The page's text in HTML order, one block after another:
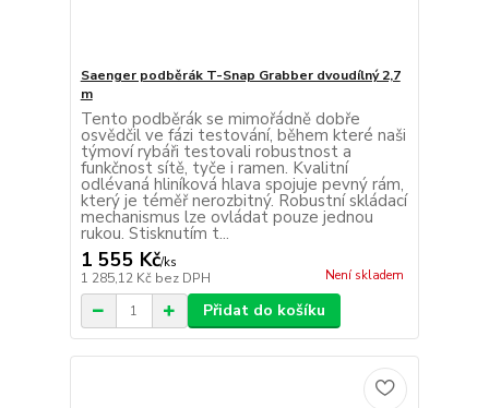
Saenger podběrák T-Snap Grabber dvoudílný 2,7
m
Tento podběrák se mimořádně dobře
osvědčil ve fázi testování, během které naši
týmoví rybáři testovali robustnost a
funkčnost sítě, tyče i ramen. Kvalitní
odlévaná hliníková hlava spojuje pevný rám,
který je téměř nerozbitný. Robustní skládací
mechanismus lze ovládat pouze jednou
rukou. Stisknutím t...
1 555 Kč/ks
1 285,12 Kč bez DPH Není skladem
Přidat do košíku